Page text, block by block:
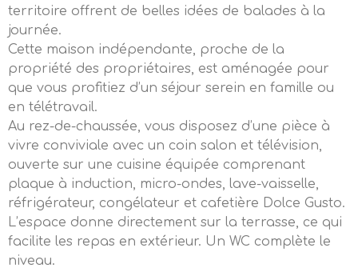
territoire offrent de belles idées de balades à la
journée.
Cette maison indépendante, proche de la
propriété des propriétaires, est aménagée pour
que vous profitiez d’un séjour serein en famille ou
en télétravail.
Au rez-de-chaussée, vous disposez d’une pièce à
vivre conviviale avec un coin salon et télévision,
ouverte sur une cuisine équipée comprenant
plaque à induction, micro-ondes, lave-vaisselle,
réfrigérateur, congélateur et cafetière Dolce Gusto.
L’espace donne directement sur la terrasse, ce qui
facilite les repas en extérieur. Un WC complète le
niveau.